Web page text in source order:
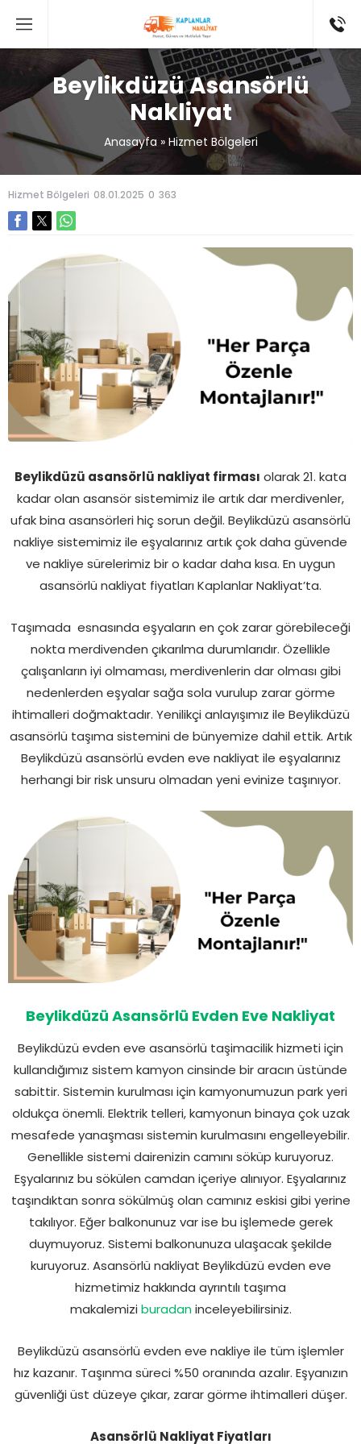
Beylikdüzü Asansörlü
Nakliyat
Anasayfa» Hizmet Bölgeleri
Hizmet Bölgeleri 08.01.2025 0 363
Beylikdüzü asansörlü nakliyat firması olarak 21. kata
kadar olan asansör sistemimiz ile artık dar merdivenler,
ufak bina asansörleri hiç sorun değil. Beylikdüzü asansörlü
nakliye sistemimiz ile eşyalarınız artık çok daha güvende
ve nakliye sürelerimiz bir o kadar daha kısa. En uygun
asansörlü nakliyat fiyatları Kaplanlar Nakliyat’ta.
Taşımada esnasında eşyaların en çok zarar görebileceği
nokta merdivenden çıkarılma durumlarıdır. Özellikle
çalışanların iyi olmaması, merdivenlerin dar olması gibi
nedenlerden eşyalar sağa sola vurulup zarar görme
ihtimalleri doğmaktadır. Yenilikçi anlayışımız ile Beylikdüzü
asansörlü taşıma sistemini de bünyemize dahil ettik. Artık
Beylikdüzü asansörlü evden eve nakliyat ile eşyalarınız
herhangi bir risk unsuru olmadan yeni evinize taşınıyor.
Beylikdüzü Asansörlü Evden Eve Nakliyat
Beylikdüzü evden eve asansörlü taşimacilik hizmeti için
kullandığımız sistem kamyon cinsinde bir aracın üstünde
sabittir. Sistemin kurulması için kamyonumuzun park yeri
oldukça önemli. Elektrik telleri, kamyonun binaya çok uzak
mesafede yanaşması sistemin kurulmasını engelleyebilir.
Genellikle sistemi dairenizin camını söküp kuruyoruz.
Eşyalarınız bu sökülen camdan içeriye alınıyor. Eşyalarınız
taşındıktan sonra sökülmüş olan camınız eskisi gibi yerine
takılıyor. Eğer balkonunuz var ise bu işlemede gerek
duymuyoruz. Sistemi balkonunuza ulaşacak şekilde
kuruyoruz. Asansörlü nakliyat Beylikdüzü evden eve
hizmetimiz hakkında ayrıntılı taşıma
makalemizi buradaninceleyebilirsiniz.
Beylikdüzü asansörlü evden eve nakliye ile tüm işlemler
hız kazanır. Taşınma süreci %50 oranında azalır. Eşyanızın
güvenliği üst düzeye çıkar, zarar görme ihtimalleri düşer.
Asansörlü Nakliyat Fiyatları